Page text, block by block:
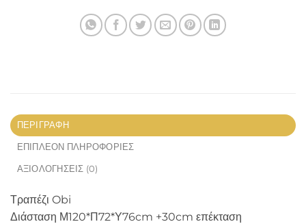
ΠΕΡΙΓΡΑΦΉ
ΕΠΙΠΛΈΟΝ ΠΛΗΡΟΦΟΡΊΕΣ
ΑΞΙΟΛΟΓΉΣΕΙΣ (0)
Τραπέζι Obi
Διάσταση Μ120*Π72*Υ76cm +30cm επέκταση